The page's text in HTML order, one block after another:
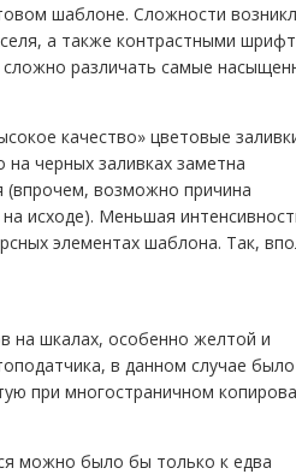
шаблоне. Сложности
а также контрастными
сложно различать самые
качество» цветовые
черных заливках заметна
(впрочем, возможно причина
исходе). Меньшая
элементах шаблона. Так,
на шкалах, особенно желтой и
в данном случае было
при многостраничном
можно было бы только к едва